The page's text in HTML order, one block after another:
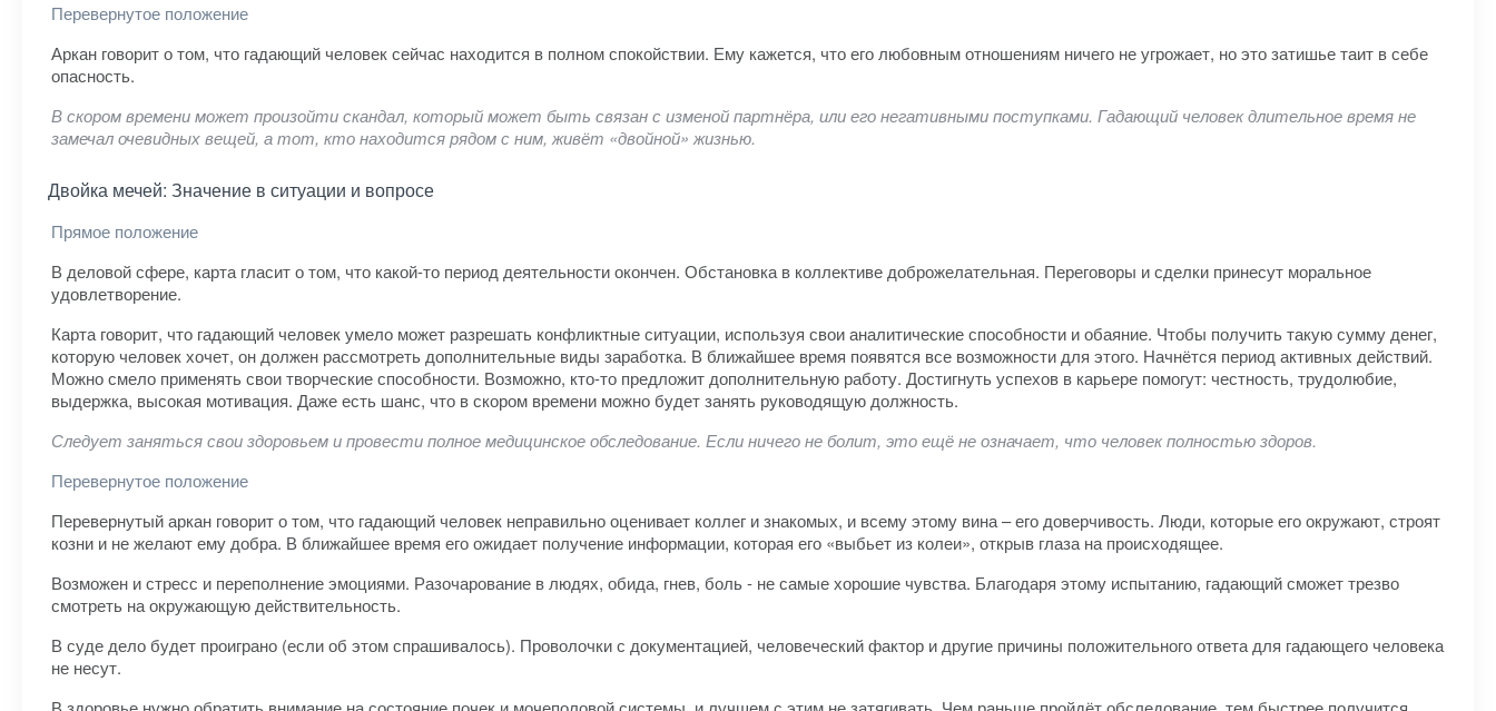
Перевернутое положение
Аркан говорит о том, что гадающий человек сейчас находится в полном спокойствии. Ему кажется, что его любовным отношениям ничего не угрожает, но это затишье таит в себе
опасность.
В скором времени может произойти скандал, который может быть связан с изменой партнёра, или его негативными поступками. Гадающий человек длительное время не
замечал очевидных вещей, а тот, кто находится рядом с ним, живёт «двойной» жизнью.
Двойка мечей: Значение в ситуации и вопросе
Прямое положение
В деловой сфере, карта гласит о том, что какой-то период деятельности окончен. Обстановка в коллективе доброжелательная. Переговоры и сделки принесут моральное
удовлетворение.
Карта говорит, что гадающий человек умело может разрешать конфликтные ситуации, используя свои аналитические способности и обаяние. Чтобы получить такую сумму денег,
которую человек хочет, он должен рассмотреть дополнительные виды заработка. В ближайшее время появятся все возможности для этого. Начнётся период активных действий.
Можно смело применять свои творческие способности. Возможно, кто-то предложит дополнительную работу. Достигнуть успехов в карьере помогут: честность, трудолюбие,
выдержка, высокая мотивация. Даже есть шанс, что в скором времени можно будет занять руководящую должность.
Следует заняться свои здоровьем и провести полное медицинское обследование. Если ничего не болит, это ещё не означает, что человек полностью здоров.
Перевернутое положение
Перевернутый аркан говорит о том, что гадающий человек неправильно оценивает коллег и знакомых, и всему этому вина – его доверчивость. Люди, которые его окружают, строят
козни и не желают ему добра. В ближайшее время его ожидает получение информации, которая его «выбьет из колеи», открыв глаза на происходящее.
Возможен и стресс и переполнение эмоциями. Разочарование в людях, обида, гнев, боль - не самые хорошие чувства. Благодаря этому испытанию, гадающий сможет трезво
смотреть на окружающую действительность.
В суде дело будет проиграно (если об этом спрашивалось). Проволочки с документацией, человеческий фактор и другие причины положительного ответа для гадающего человека
не несут.